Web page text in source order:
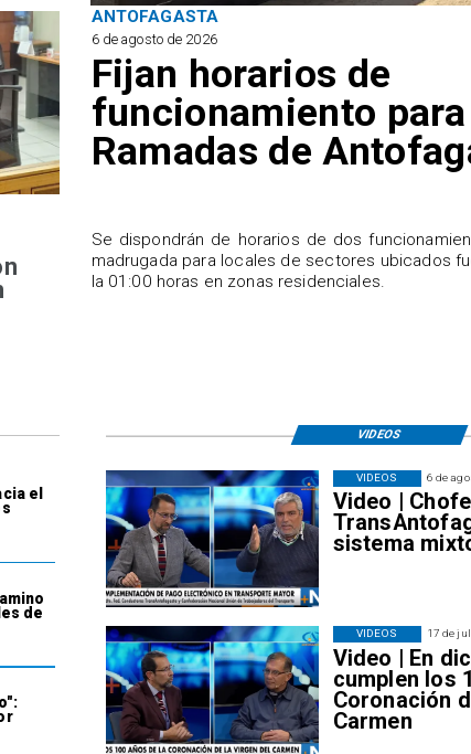
ANTOFAGASTA
6 de agosto de 2026
Fijan horarios de
funcionamiento
Ramadas de
Se dispondrán de horarios de dos
madrugada para locales de sectores ubicados
la 01:00 horas en zonas residenciales.
el
de
6 de
Video |
sistema
VIDEOS
17 de
Video | En
cumplen los
Coronación
Carmen
VIDEOS
VIDEOS